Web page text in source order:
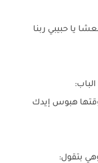
يا حبيبي ربنا
هبوس إيدك
بتقول: